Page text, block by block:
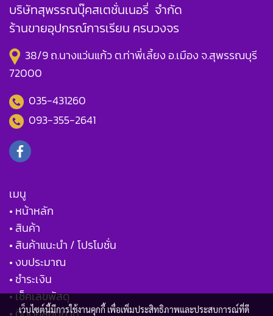
บริษัทสุพรรณบุ๊คสเตชั่นเนอรี่ จำกัด
ร้านขายอุปกรณ์การเรียน ครบวงจร
38/9 ถ.นางแว่นแก้ว ต.ท่าพี่เลี้ยง อ.เมือง จ.สุพรรณบุรี
72000
035-431260
093-355-2641
เมนู
• หน้าหลัก
• สินค้า
• สินค้าแนะนำ / โปรโมชั่น
• งบประมาณ
• ชำระเงิน
• เช็คเลขพัสดุ
เว็บไซต์นี้มีการใช้งานคุกกี้ เพื่อเพิ่มประสิทธิภาพและประสบการณ์ที่ดี